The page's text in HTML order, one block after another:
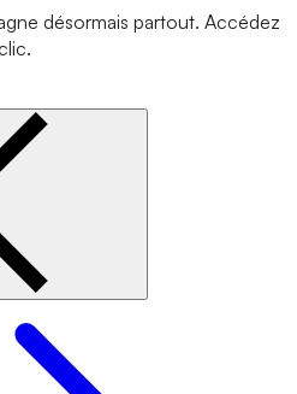
désormais partout. Accédez